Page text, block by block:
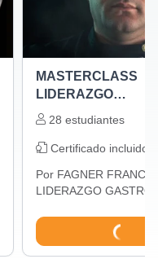
MASTERCLASS
LIDERAZGO
GASTRONOMICO
28 estudiantes
Certificado incluido
Por FAGNER FRANCO
LIDERAZGO